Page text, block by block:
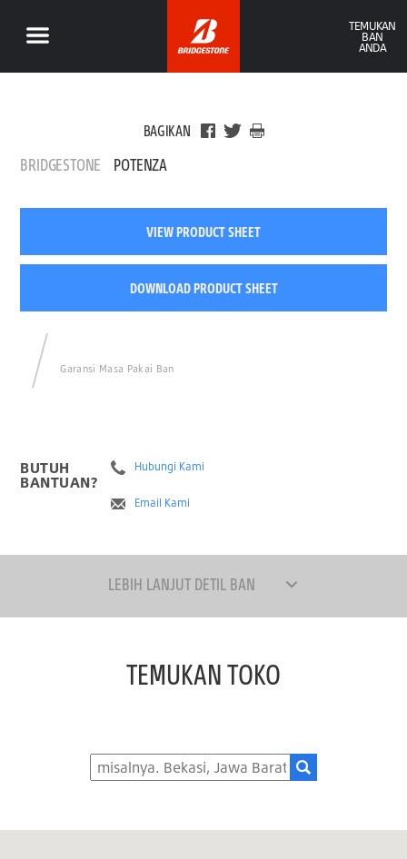
TEMUKAN
BAN
ANDA
BAGIKAN
BRIDGESTONE POTENZA
VIEW PRODUCT SHEET
DOWNLOAD PRODUCT SHEET
Garansi Masa Pakai Ban
BUTUH
BANTUAN?
Hubungi Kami
Email Kami
LEBIH LANJUT DETIL BAN
TEMUKAN TOKO